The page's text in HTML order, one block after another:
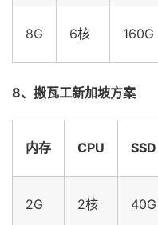
8G 6核 160G
8、搬瓦工新加坡方案
内存 CPU SSD
2G 2核 40G